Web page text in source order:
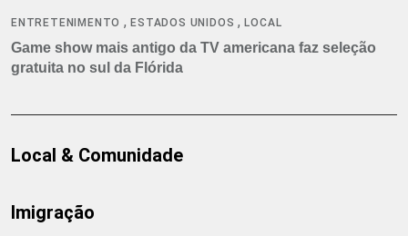
ENTRETENIMENTO ,ESTADOS UNIDOS ,LOCAL
Game show mais antigo da TV americana faz seleção
gratuita no sul da Flórida
Local & Comunidade
Imigração